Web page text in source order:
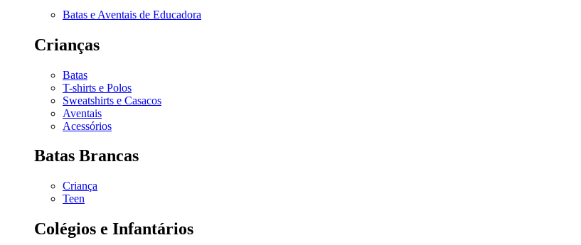
Batas e Aventais de Educadora
Crianças
Batas
T-shirts e Polos
Sweatshirts e Casacos
Aventais
Acessórios
Batas Brancas
Criança
Teen
Colégios e Infantários